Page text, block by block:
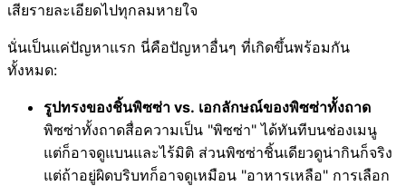
เสียรายละเอียดไปทุกลมหายใจ
นั่นเป็นแค่ปัญหาแรก นี่คือปัญหาอื่นๆ ที่เกิดขึ้นพร้อมกัน
ทั้งหมด:
รูปทรงของชิ้นพิซซ่า vs. เอกลักษณ์ของพิซซ่าทั้งถาด
พิซซ่าทั้งถาดสื่อความเป็น "พิซซ่า" ได้ทันทีบนช่องเมนู
แต่ก็อาจดูแบนและไร้มิติ ส่วนพิซซ่าชิ้นเดียวดูน่ากินก็จริง
แต่ถ้าอยู่ผิดบริบทก็อาจดูเหมือน "อาหารเหลือ" การเลือก